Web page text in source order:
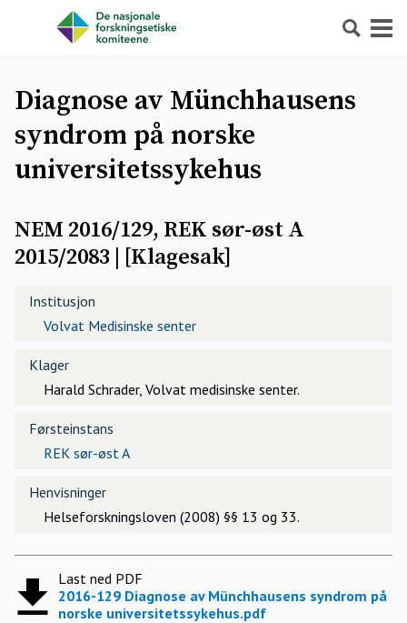
Søk Meny
Diagnose av Münchhausens
syndrom på norske
universitetssykehus
NEM 2016/129, REK sør-øst A
2015/2083 | [Klagesak]
Institusjon
Volvat Medisinske senter
Klager
Harald Schrader, Volvat medisinske senter.
Førsteinstans
REK sør-øst A
Henvisninger
Helseforskningsloven (2008) §§ 13 og 33.
Last ned PDF
2016-129 Diagnose av Münchhausens syndrom på
norske universitetssykehus.pdf